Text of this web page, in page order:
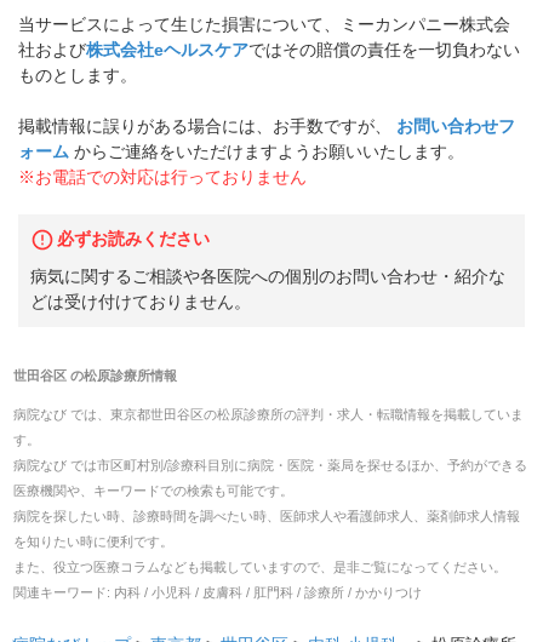
当サービスによって生じた損害について、ミーカンパニー株式会
社および株式会社eヘルスケアではその賠償の責任を一切負わない
ものとします。
掲載情報に誤りがある場合には、お手数ですが、
お問い合わせフ
ォーム からご連絡をいただけますようお願いいたします。
※お電話での対応は行っておりません
必ずお読みください
病気に関するご相談や各医院への個別のお問い合わせ・紹介な
どは受け付けておりません。
世田谷区の松原診療所情報
病院なび では、 東京都世田谷区の松原診療所の評判・求人・転職情報を掲載していま
す。
病院なび では市区町村別/診療科目別に病院・医院・薬局を探せるほか、予約ができる
医療機関や、キーワードでの検索も可能です。
病院を探したい時、診療時間を調べたい時、医師求人や看護師求人、薬剤師求人情報
を知りたい時に便利です。
また、役立つ医療コラムなども掲載していますので、是非ご覧になってください。
関連キーワード: 内科 / 小児科 / 皮膚科 / 肛門科 / 診療所 / かかりつけ